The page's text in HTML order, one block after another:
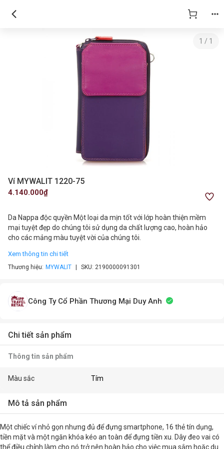
1 / 1
Ví MYWALIT 1220-75
4.140.000₫
Da Nappa độc quyền Một loại da mịn tốt với lớp hoàn thiện mềm
mại tuyệt đẹp do chúng tôi sử dụng da chất lượng cao, hoàn hảo
cho các mảng màu tuyệt vời của chúng tôi.
Xem thông tin chi tiết
Thương hiệu: MYWALIT SKU: 2190000091301
Công Ty Cổ Phần Thương Mại Duy Anh
Chi tiết sản phẩm
Thông tin sản phẩm
Màu sắc Tím
Mô tả sản phẩm
Một chiếc ví nhỏ gọn nhưng đủ để đựng smartphone, 16 thẻ tín dụng,
tiền mặt và một ngăn khóa kéo an toàn để đựng tiền xu. Dây đeo vai có
thể điều chỉnh làm cho nó trở nên hoàn hảo cho việc mua sắm hoặc du